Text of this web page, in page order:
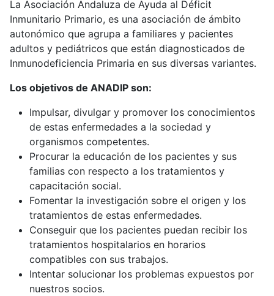
La Asociación Andaluza de Ayuda al Déficit
Inmunitario Primario, es una asociación de ámbito
autonómico que agrupa a familiares y pacientes
adultos y pediátricos que están diagnosticados de
Inmunodeficiencia Primaria en sus diversas variantes.
Los objetivos de ANADIP son:
Impulsar, divulgar y promover los conocimientos
de estas enfermedades a la sociedad y
organismos competentes.
Procurar la educación de los pacientes y sus
familias con respecto a los tratamientos y
capacitación social.
Fomentar la investigación sobre el origen y los
tratamientos de estas enfermedades.
Conseguir que los pacientes puedan recibir los
tratamientos hospitalarios en horarios
compatibles con sus trabajos.
Intentar solucionar los problemas expuestos por
nuestros socios.